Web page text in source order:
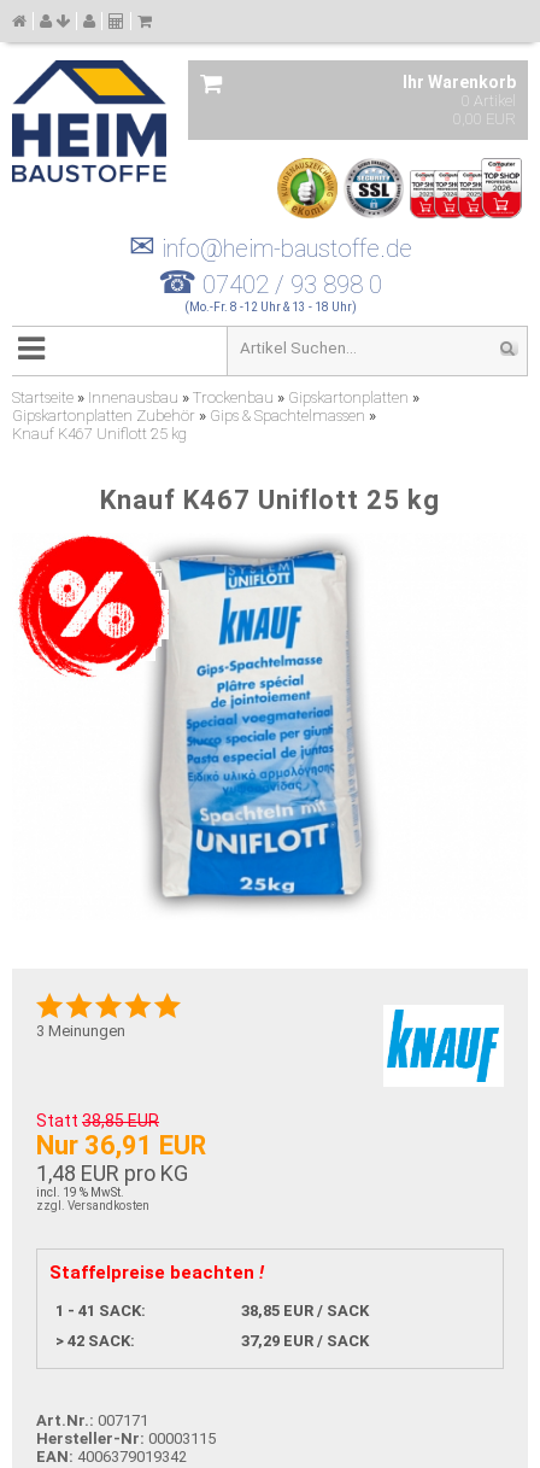
Ihr Warenkorb
0 Artikel
0,00 EUR
✉ info@heim-baustoffe.de
☎ 07402 / 93 898 0
(Mo.-Fr. 8 -12 Uhr & 13 - 18 Uhr)
Startseite » Innenausbau » Trockenbau » Gipskartonplatten »
Gipskartonplatten Zubehör » Gips & Spachtelmassen »
Knauf K467 Uniflott 25 kg
Knauf K467 Uniflott 25 kg
3 Meinungen
Statt 38,85 EUR
Nur 36,91 EUR
1,48 EUR pro KG
incl. 19 % MwSt.
zzgl. Versandkosten
Staffelpreise beachten !
1 - 41 SACK:
38,85 EUR / SACK
> 42 SACK:
37,29 EUR / SACK
Art.Nr.: 007171
Hersteller-Nr: 00003115
EAN: 4006379019342